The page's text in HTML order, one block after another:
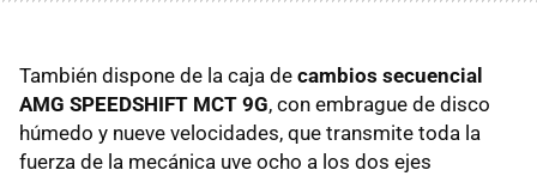
También dispone de la caja de cambios secuencial
AMG SPEEDSHIFT MCT 9G, con embrague de disco
húmedo y nueve velocidades, que transmite toda la
fuerza de la mecánica uve ocho a los dos ejes